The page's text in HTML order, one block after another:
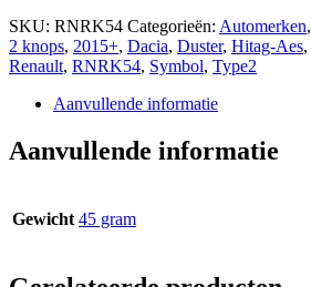
SKU: RNRK54 Categorieën: Automerken,
2 knops, 2015+, Dacia, Duster, Hitag-Aes,
Renault, RNRK54, Symbol, Type2
Aanvullende informatie
Aanvullende informatie
Gewicht 45 gram